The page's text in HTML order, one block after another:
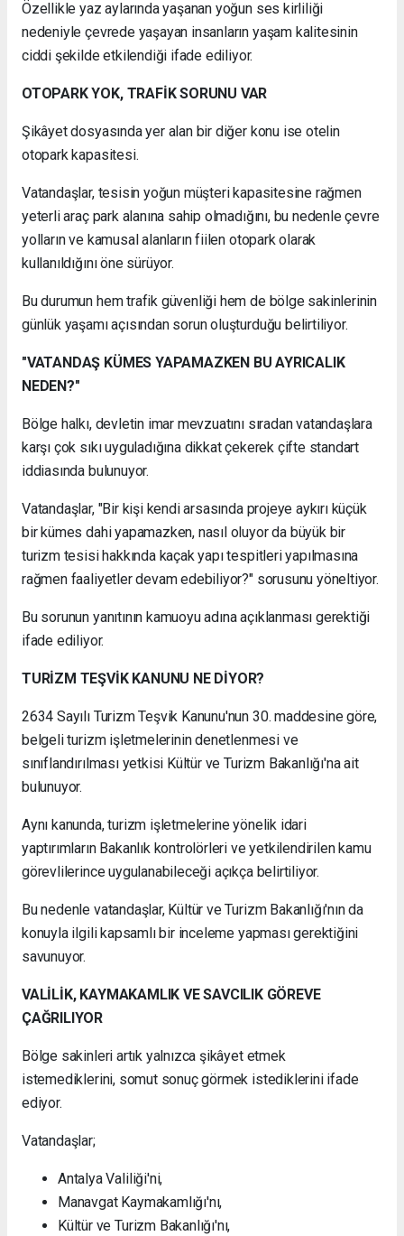
Özellikle yaz aylarında yaşanan yoğun ses kirliliği
nedeniyle çevrede yaşayan insanların yaşam kalitesinin
ciddi şekilde etkilendiği ifade ediliyor.
OTOPARK YOK, TRAFİK SORUNU VAR
Şikâyet dosyasında yer alan bir diğer konu ise otelin
otopark kapasitesi.
Vatandaşlar, tesisin yoğun müşteri kapasitesine rağmen
yeterli araç park alanına sahip olmadığını, bu nedenle çevre
yolların ve kamusal alanların fiilen otopark olarak
kullanıldığını öne sürüyor.
Bu durumun hem trafik güvenliği hem de bölge sakinlerinin
günlük yaşamı açısından sorun oluşturduğu belirtiliyor.
"VATANDAŞ KÜMES YAPAMAZKEN BU AYRICALIK
NEDEN?"
Bölge halkı, devletin imar mevzuatını sıradan vatandaşlara
karşı çok sıkı uyguladığına dikkat çekerek çifte standart
iddiasında bulunuyor.
Vatandaşlar, "Bir kişi kendi arsasında projeye aykırı küçük
bir kümes dahi yapamazken, nasıl oluyor da büyük bir
turizm tesisi hakkında kaçak yapı tespitleri yapılmasına
rağmen faaliyetler devam edebiliyor?" sorusunu yöneltiyor.
Bu sorunun yanıtının kamuoyu adına açıklanması gerektiği
ifade ediliyor.
TURİZM TEŞVİK KANUNU NE DİYOR?
2634 Sayılı Turizm Teşvik Kanunu'nun 30. maddesine göre,
belgeli turizm işletmelerinin denetlenmesi ve
sınıflandırılması yetkisi Kültür ve Turizm Bakanlığı'na ait
bulunuyor.
Aynı kanunda, turizm işletmelerine yönelik idari
yaptırımların Bakanlık kontrolörleri ve yetkilendirilen kamu
görevlilerince uygulanabileceği açıkça belirtiliyor.
Bu nedenle vatandaşlar, Kültür ve Turizm Bakanlığı'nın da
konuyla ilgili kapsamlı bir inceleme yapması gerektiğini
savunuyor.
VALİLİK, KAYMAKAMLIK VE SAVCILIK GÖREVE
ÇAĞRILIYOR
Bölge sakinleri artık yalnızca şikâyet etmek
istemediklerini, somut sonuç görmek istediklerini ifade
ediyor.
Vatandaşlar;
Antalya Valiliği'ni,
Manavgat Kaymakamlığı'nı,
Kültür ve Turizm Bakanlığı'nı,